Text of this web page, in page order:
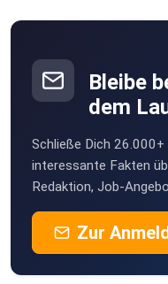
Bleibe
dem
Schließe Dich
interessante Fakten
Redaktion, Job-
Zur